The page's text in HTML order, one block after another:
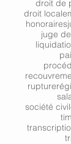
droit de
droit local
honoraires
juge
rupture
société